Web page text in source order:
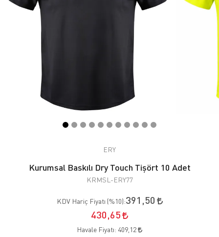
ERY
Kurumsal Baskılı Dry Touch Tişört 10 Adet
KRMSL-ERY77
KDV Hariç Fiyatı (%10):391,50
430,65
Havale Fiyatı: 409,12